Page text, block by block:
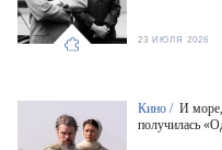
23 ИЮЛЯ 2026
Кино / И
получилась